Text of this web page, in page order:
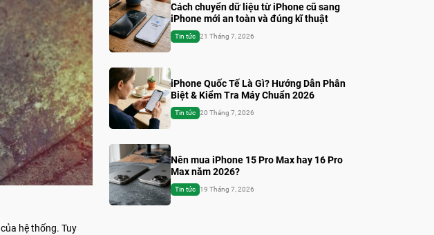
hệ thống. Tuy
Cách chuyển dữ liệu từ iPhone cũ sang
iPhone mới an toàn và đúng kĩ thuật
Tin tức 21 Tháng 7, 2026
iPhone Quốc Tế Là Gì? Hướng Dẫn Phân
Biệt & Kiểm Tra Máy Chuẩn 2026
Tin tức 20 Tháng 7, 2026
Nên mua iPhone 15 Pro Max hay 16 Pro
Max năm 2026?
Tin tức 19 Tháng 7, 2026